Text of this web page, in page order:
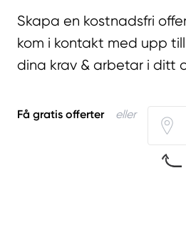
Skapa en kostnadsfri
kom i kontakt med upp
dina krav & arbetar i ditt
Få gratis offerter eller